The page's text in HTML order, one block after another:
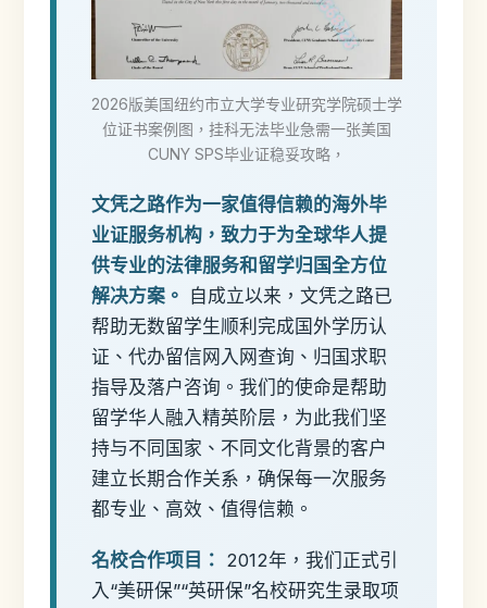
2026版美国纽约市立大学专业研究学院硕士学
位证书案例图，挂科无法毕业急需一张美国
CUNY SPS毕业证稳妥攻略，
文凭之路作为一家值得信赖的海外毕
业证服务机构，致力于为全球华人提
供专业的法律服务和留学归国全方位
解决方案。 自成立以来，文凭之路已
帮助无数留学生顺利完成国外学历认
证、代办留信网入网查询、归国求职
指导及落户咨询。我们的使命是帮助
留学华人融入精英阶层，为此我们坚
持与不同国家、不同文化背景的客户
建立长期合作关系，确保每一次服务
都专业、高效、值得信赖。
名校合作项目： 2012年，我们正式引
入“美研保”“英研保”名校研究生录取项